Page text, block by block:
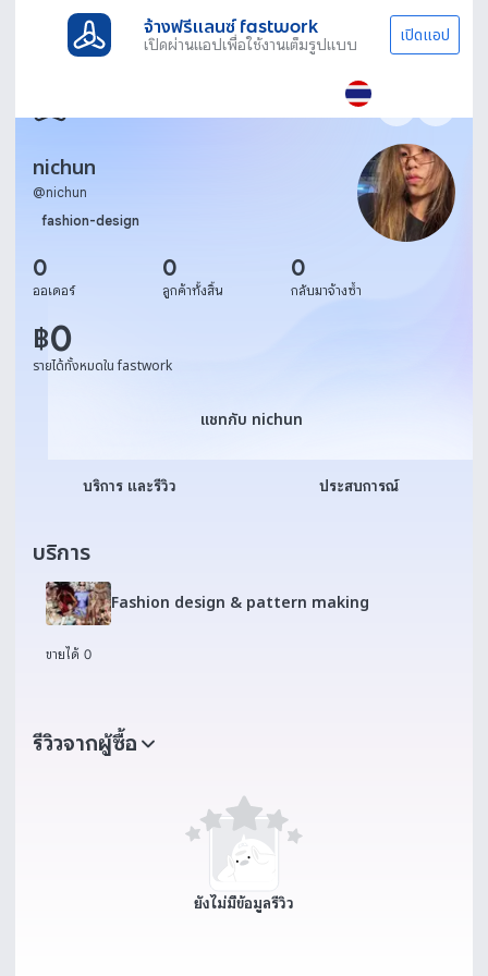
จ้างฟรีแลนซ์ fastwork
เปิดผ่านแอปเพื่อใช้งานเต็มรูปแบบ เปิดแอป
nichun
@nichun
fashion-design
0
ออเดอร์
0
ลูกค้าทั้งสิ้น
0
กลับมาจ้างซ้ำ
฿0
รายได้ทั้งหมดใน fastwork
แชทกับ nichun
แชทกับ nichun
บริการ และรีวิว ประสบการณ์
บริการ
Fashion design & pattern making
ขายได้ 0
รีวิวจากผู้ซื้อ
ยังไม่มีข้อมูลรีวิว